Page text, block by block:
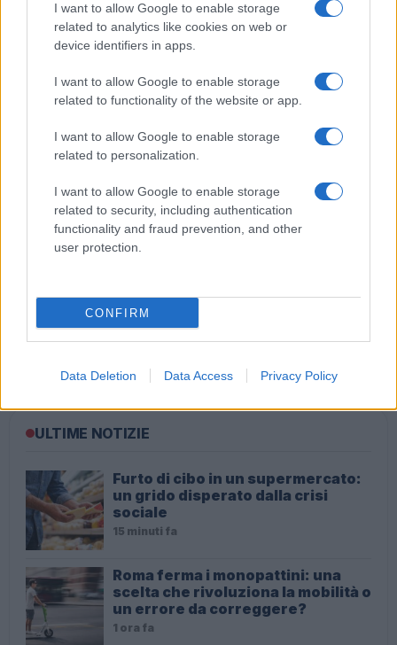
I want to allow Google to enable storage
related to analytics like cookies on web or
device identifiers in apps.
I want to allow Google to enable storage
related to functionality of the website or app.
I want to allow Google to enable storage
related to personalization.
I want to allow Google to enable storage
related to security, including authentication
functionality and fraud prevention, and other
user protection.
CONFIRM
Data Deletion Data Access Privacy Policy
Leone scappato dal circo, paura a Ladispoli. L’appello
del sindaco ai cittadini
Leone Ladispoli, si fa largo l’ipotesi del sabotaggio. Le
indagini
Circus Rony Roller: Maltrattamenti agli animali o solo
ULTIME NOTIZIE
Furto di cibo in un supermercato:
un grido disperato dalla crisi
sociale
15 minuti fa
Roma ferma i monopattini: una
scelta che rivoluziona la mobilità o
un errore da correggere?
1 ora fa